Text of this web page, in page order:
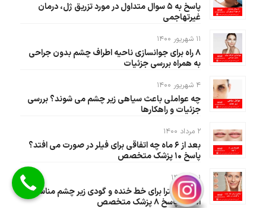
پاسخ به ۵ سوال متداول در مورد تزریق ژل، درمان
غیرتهاجمی
۱۱ شهریور ۱۴۰۰
۸ راه برای جوانسازی ناحیه اطراف چشم بدون جراحی
به همراه بررسی جزئیات
۴ شهریور ۱۴۰۰
چه عواملی باعث سیاهی زیر چشم می شوند؟ بررسی
جزئیات و راهکارها
۲ مرداد ۱۴۰۰
بعد از ۶ ماه چه اتفاقی برای فیلر در صورت می افتد؟
پاسخ ۱۰ پزشک متخصص
۱ تیر ۱۴۰۰
آیا اسکالپترا برای خط خنده و گودی زیر چشم مناسب
است؟ پاسخ ۸ پزشک متخصص